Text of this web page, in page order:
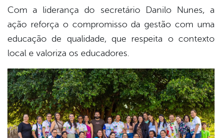
Com a liderança do secretário Danilo Nunes, a
ação reforça o compromisso da gestão com uma
educação de qualidade, que respeita o contexto
local e valoriza os educadores.